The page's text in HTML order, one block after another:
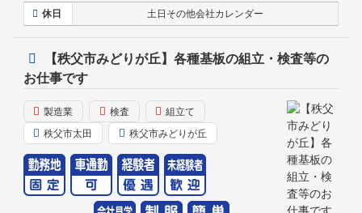
休日 土日その他会社カレンダー
【秩父市みどりが丘】各種基板の組立・検査等の
お仕事です
製造業 検査
組立て
秩父市太田
秩父市みどりが丘